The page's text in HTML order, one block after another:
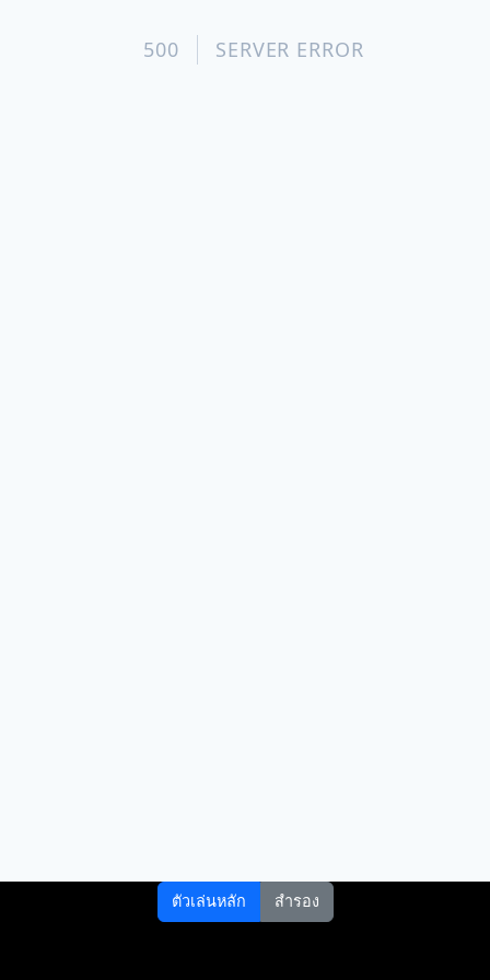
ตัวเล่นหลัก สำรอง